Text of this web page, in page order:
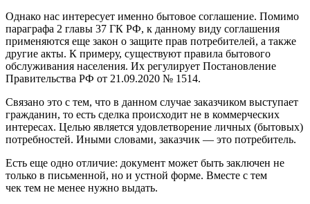
Однако нас интересует именно бытовое соглашение. Помимо
параграфа 2 главы 37 ГК РФ, к данному виду соглашения
применяются еще закон о защите прав потребителей, а также
другие акты. К примеру, существуют правила бытового
обслуживания населения. Их регулирует Постановление
Правительства РФ от 21.09.2020 № 1514.
Связано это с тем, что в данном случае заказчиком выступает
гражданин, то есть сделка происходит не в коммерческих
интересах. Целью является удовлетворение личных (бытовых)
потребностей. Иными словами, заказчик — это потребитель.
Есть еще одно отличие: документ может быть заключен не
только в письменной, но и устной форме. Вместе с тем
чек тем не менее нужно выдать.